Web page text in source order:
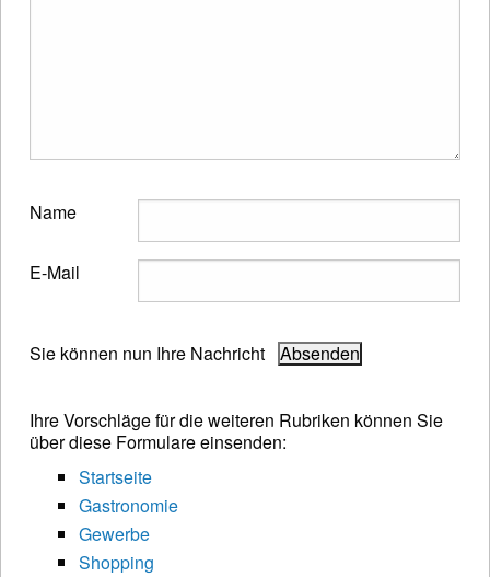
Name
E-Mail
Sie können nun Ihre Nachricht
Ihre Vorschläge für die weiteren Rubriken können Sie
über diese Formulare einsenden:
Startseite
Gastronomie
Gewerbe
Shopping